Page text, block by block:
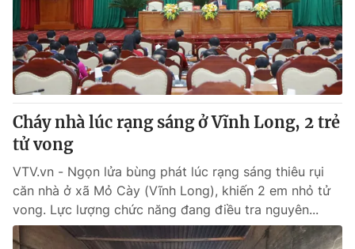
Cháy nhà lúc rạng sáng ở Vĩnh Long, 2 trẻ
tử vong
VTV.vn - Ngọn lửa bùng phát lúc rạng sáng thiêu rụi
căn nhà ở xã Mỏ Cày (Vĩnh Long), khiến 2 em nhỏ tử
vong. Lực lượng chức năng đang điều tra nguyên...